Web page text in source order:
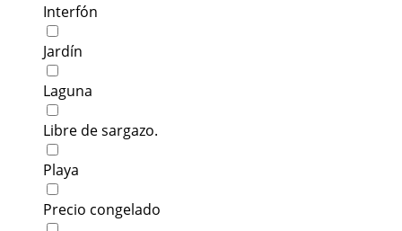
Interfón
Jardín
Laguna
Libre de sargazo.
Playa
Precio congelado